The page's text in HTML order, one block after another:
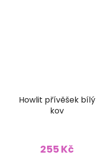
Howlit přívěšek bílý
kov
255 Kč